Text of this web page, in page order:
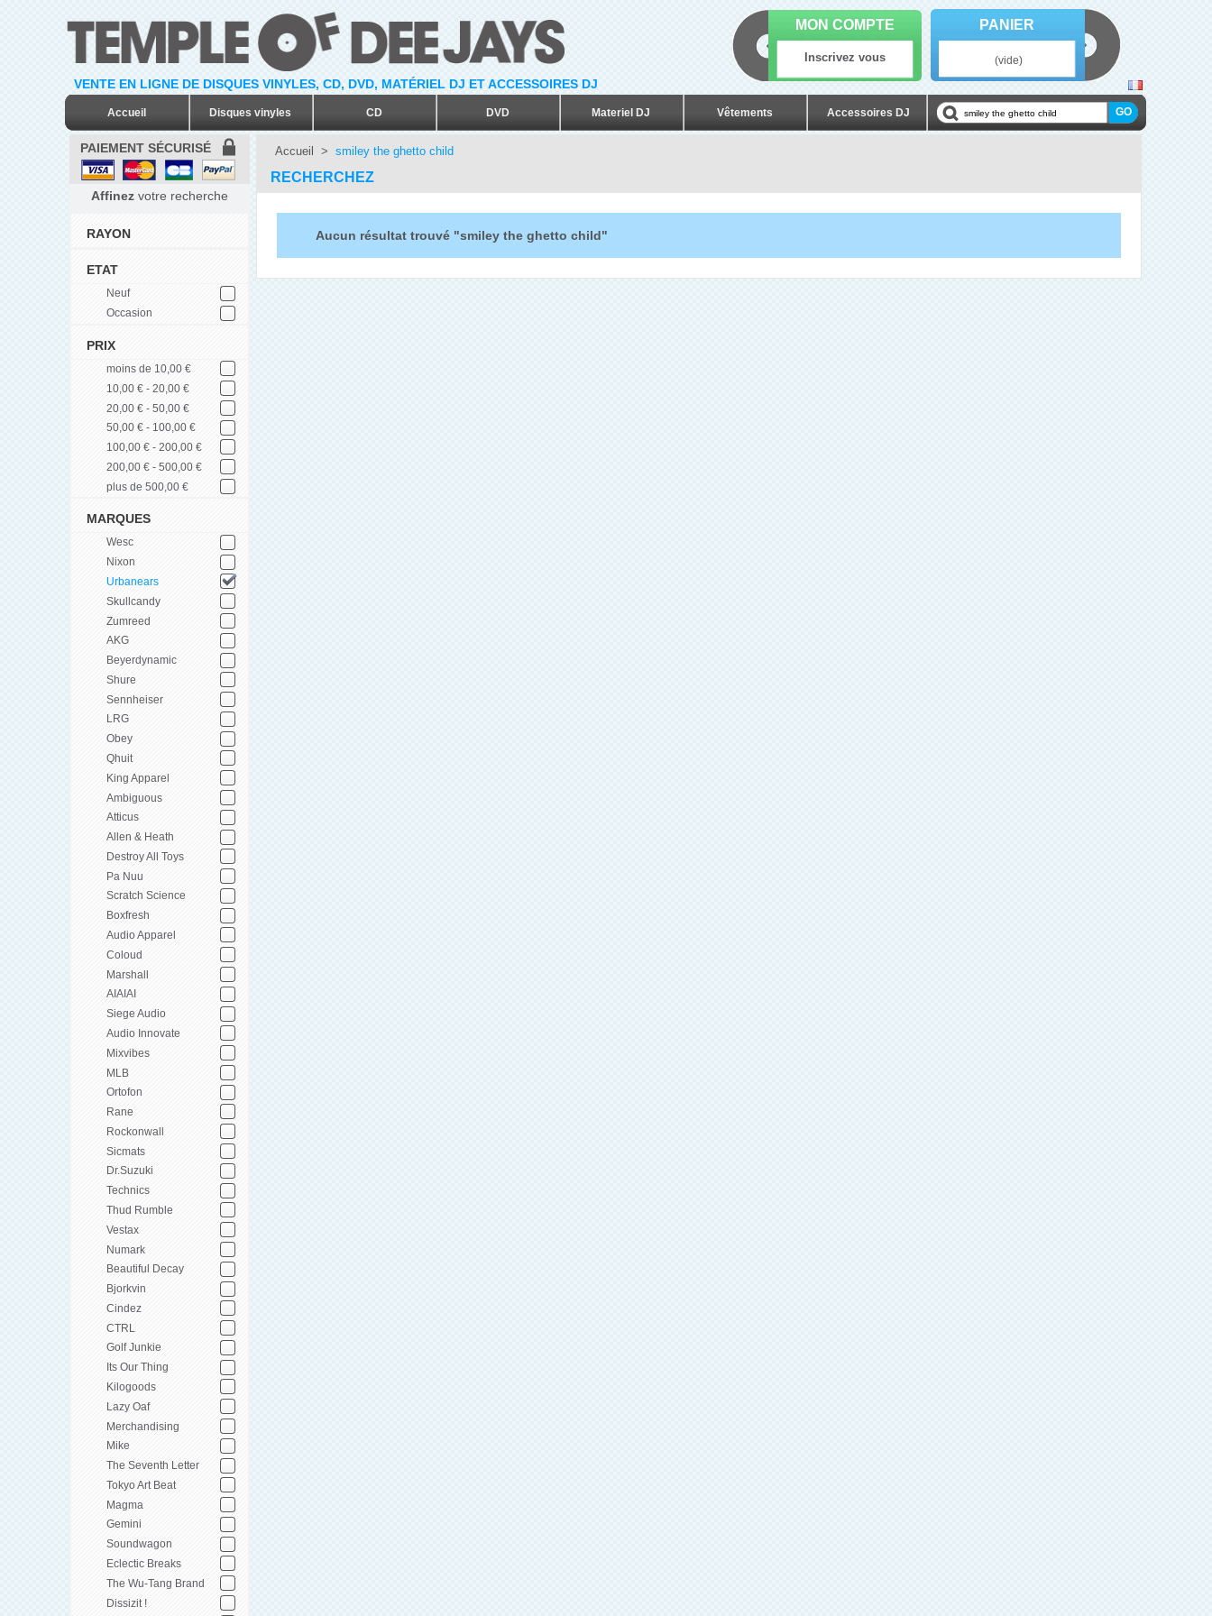
VENTE EN LIGNE DE DISQUES VINYLES, CD, DVD, MATÉRIEL DJ ET ACCESSOIRES DJ
Accueil Disques vinyles CD DVD Materiel DJ Vêtements Accessoires DJ
MON COMPTE
Inscrivez vous
PANIER
(vide)
PAIEMENT SÉCURISÉ
Affinez votre recherche
RAYON
ETAT
Neuf
Occasion
PRIX
moins de 10,00 €
10,00 € - 20,00 €
20,00 € - 50,00 €
50,00 € - 100,00 €
100,00 € - 200,00 €
200,00 € - 500,00 €
plus de 500,00 €
MARQUES
Wesc
Nixon
Urbanears
Skullcandy
Zumreed
AKG
Beyerdynamic
Shure
Sennheiser
LRG
Obey
Qhuit
King Apparel
Ambiguous
Atticus
Allen & Heath
Destroy All Toys
Pa Nuu
Scratch Science
Boxfresh
Audio Apparel
Coloud
Marshall
AIAIAI
Siege Audio
Audio Innovate
Mixvibes
MLB
Ortofon
Rane
Rockonwall
Sicmats
Dr.Suzuki
Technics
Thud Rumble
Vestax
Numark
Beautiful Decay
Bjorkvin
Cindez
CTRL
Golf Junkie
Its Our Thing
Kilogoods
Lazy Oaf
Merchandising
Mike
The Seventh Letter
Tokyo Art Beat
Magma
Gemini
Soundwagon
Eclectic Breaks
The Wu-Tang Brand
Dissizit !
Accueil > smiley the ghetto child
RECHERCHEZ
Aucun résultat trouvé "smiley the ghetto child"